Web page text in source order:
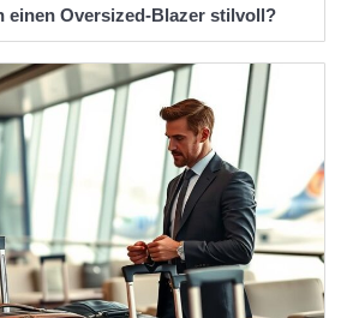
einen Oversized-Blazer stilvoll?